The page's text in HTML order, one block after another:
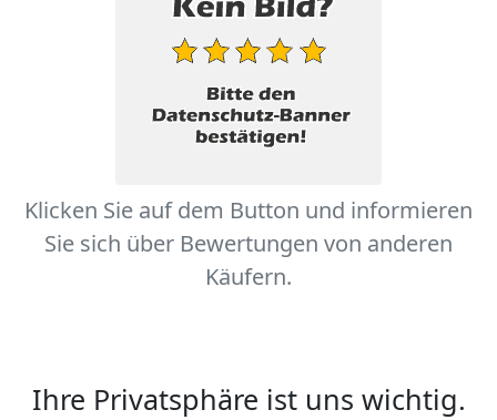
Klicken Sie auf dem Button und informieren
Sie sich über Bewertungen von anderen
Käufern.
Ihre Privatsphäre ist uns wichtig.